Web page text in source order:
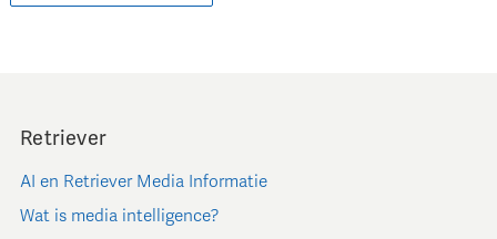
Retriever
AI en Retriever Media Informatie
Wat is media intelligence?